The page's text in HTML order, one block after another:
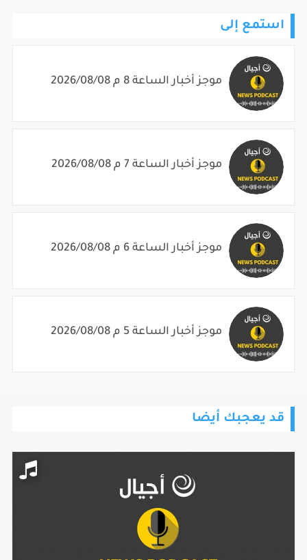
استمع إلى
موجز أخبار الساعة 8 م 2026/08/08
موجز أخبار الساعة 7 م 2026/08/08
موجز أخبار الساعة 6 م 2026/08/08
موجز أخبار الساعة 5 م 2026/08/08
قد يعجبك أيضا